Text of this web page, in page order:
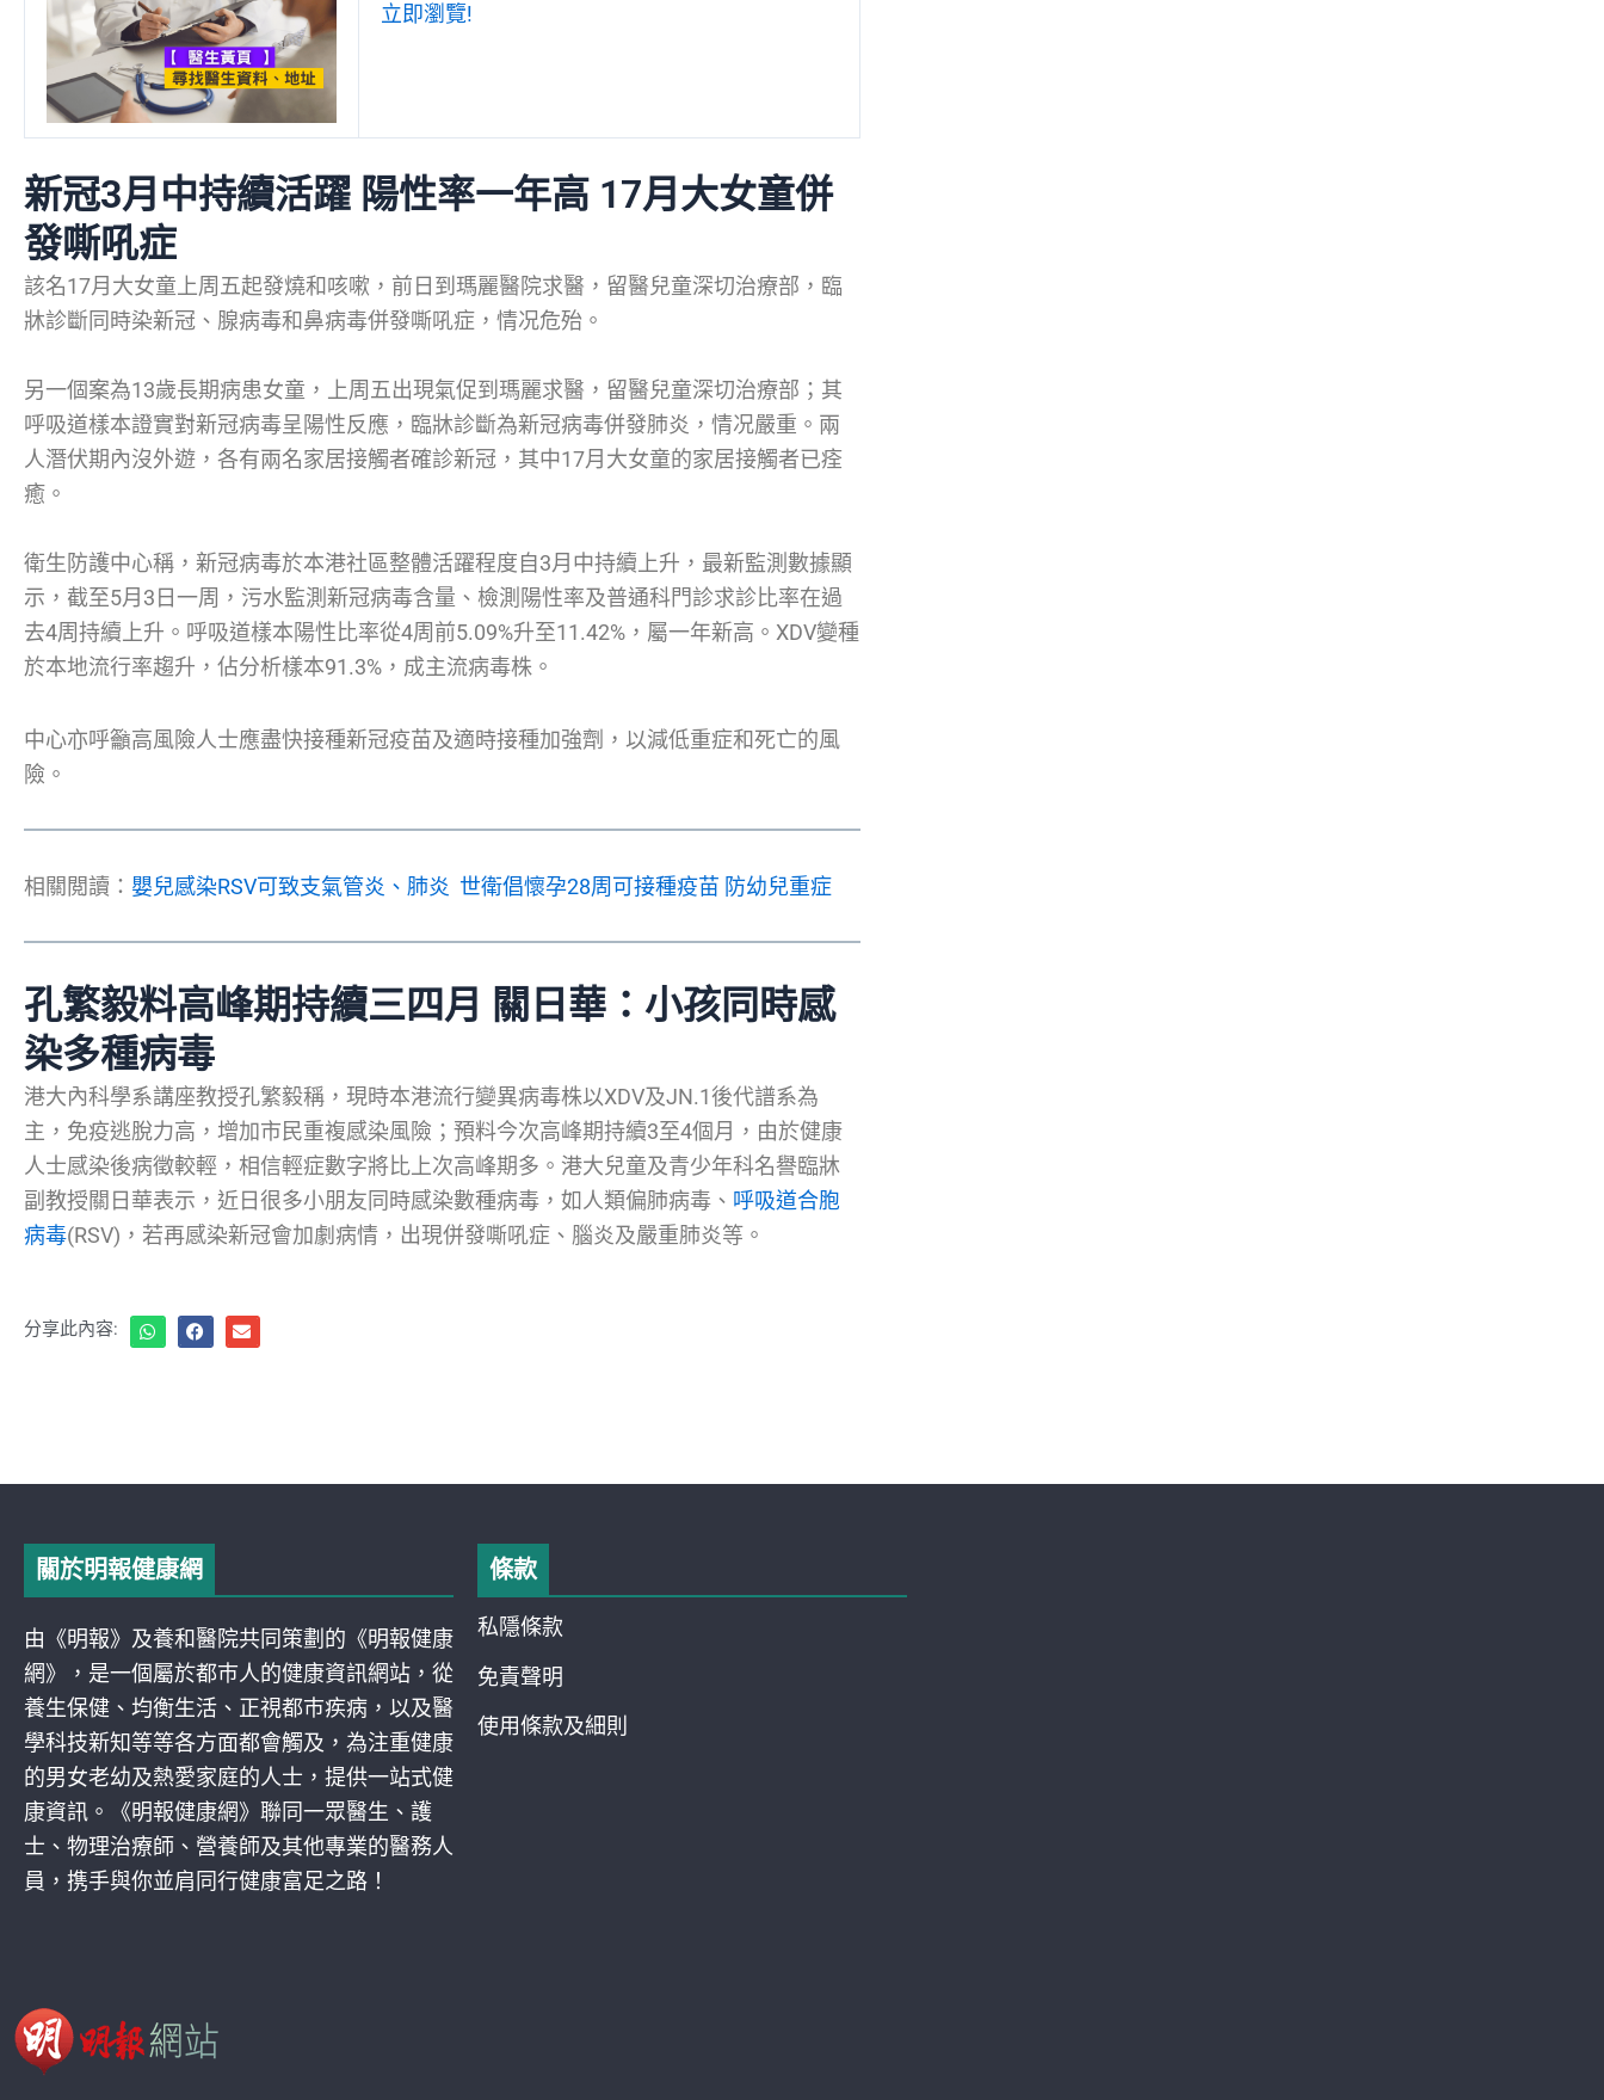
立即瀏覽!
新冠3月中持續活躍 陽性率一年高 17月大女童併
發嘶吼症
該名17月大女童上周五起發燒和咳嗽，前日到瑪麗醫院求醫，留醫兒童深切治療部，臨
牀診斷同時染新冠、腺病毒和鼻病毒併發嘶吼症，情况危殆。
另一個案為13歲長期病患女童，上周五出現氣促到瑪麗求醫，留醫兒童深切治療部；其
呼吸道樣本證實對新冠病毒呈陽性反應，臨牀診斷為新冠病毒併發肺炎，情况嚴重。兩
人潛伏期內沒外遊，各有兩名家居接觸者確診新冠，其中17月大女童的家居接觸者已痊
癒。
衛生防護中心稱，新冠病毒於本港社區整體活躍程度自3月中持續上升，最新監測數據顯
示，截至5月3日一周，污水監測新冠病毒含量、檢測陽性率及普通科門診求診比率在過
去4周持續上升。呼吸道樣本陽性比率從4周前5.09%升至11.42%，屬一年新高。XDV變種
於本地流行率趨升，佔分析樣本91.3%，成主流病毒株。
中心亦呼籲高風險人士應盡快接種新冠疫苗及適時接種加強劑，以減低重症和死亡的風
險。
相關閲讀： 嬰兒感染RSV可致支氣管炎、肺炎 世衛倡懷孕28周可接種疫苗 防幼兒重症
孔繁毅料高峰期持續三四月 關日華：小孩同時感
染多種病毒
港大內科學系講座教授孔繁毅稱，現時本港流行變異病毒株以XDV及JN.1後代譜系為
主，免疫逃脫力高，增加市民重複感染風險；預料今次高峰期持續3至4個月，由於健康
人士感染後病徵較輕，相信輕症數字將比上次高峰期多。港大兒童及青少年科名譽臨牀
副教授關日華表示，近日很多小朋友同時感染數種病毒，如人類偏肺病毒、 呼吸道合胞
病毒(RSV)，若再感染新冠會加劇病情，出現併發嘶吼症、腦炎及嚴重肺炎等。
分享此內容:
關於明報健康網
由《明報》及養和醫院共同策劃的《明報健康
網》，是一個屬於都巿人的健康資訊網站，從
養生保健、均衡生活、正視都巿疾病，以及醫
學科技新知等等各方面都會觸及，為注重健康
的男女老幼及熱愛家庭的人士，提供一站式健
康資訊。《明報健康網》聯同一眾醫生、護
士、物理治療師、營養師及其他專業的醫務人
員，携手與你並肩同行健康富足之路！
條款
私隱條款
免責聲明
使用條款及細則